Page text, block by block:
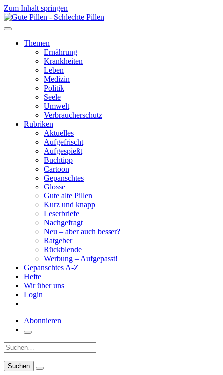
Zum Inhalt springen
Themen
Ernährung
Krankheiten
Leben
Medizin
Politik
Seele
Umwelt
Verbraucherschutz
Rubriken
Aktuelles
Aufgefrischt
Aufgespießt
Buchtipp
Cartoon
Gepanschtes
Glosse
Gute alte Pillen
Kurz und knapp
Leserbriefe
Nachgefragt
Neu – aber auch besser?
Ratgeber
Rückblende
Werbung – Aufgepasst!
Gepanschtes A-Z
Hefte
Wir über uns
Login
Abonnieren
Suche: